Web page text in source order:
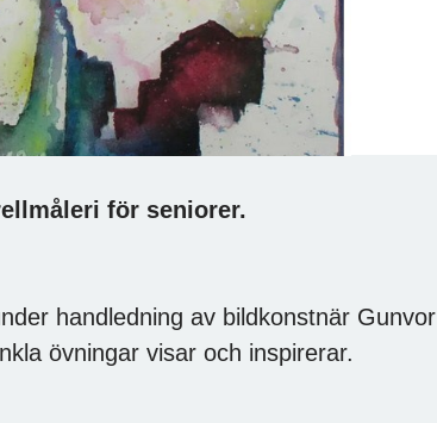
för seniorer.
handledning av bildkonstnär Gunvor
övningar visar och inspirerar.